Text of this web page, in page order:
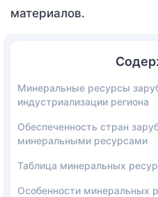
материалов.
Минеральные ресурсы
индустриализации региона
Обеспеченность стран
минеральными ресурсами
Таблица минеральных
Особенности минеральных